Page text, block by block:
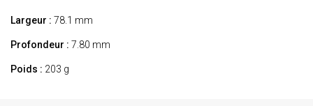
Largeur : 78.1 mm
Profondeur : 7.80 mm
Poids : 203 g